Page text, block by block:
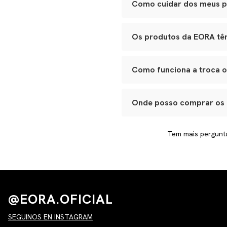
Como cuidar dos meus
óculos na case para evitar
Os produtos da EORA
fabricação. Caso note algo
Como funciona a troca
processo e garantir que
Onde posso comprar os
premium, por isso, alguns
Tem mais
@EORA.OFICIAL
SEGUINOS EN INSTAGRAM